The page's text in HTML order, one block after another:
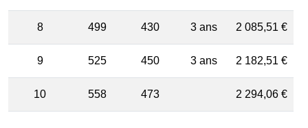
8 499 430 3 ans 2 085,51 €
9 525 450 3 ans 2 182,51 €
10 558 473 2 294,06 €